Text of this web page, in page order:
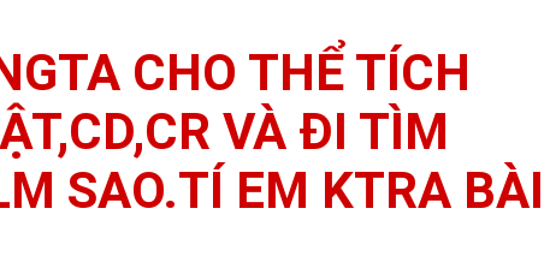
CHO THỂ TÍCH
VÀ ĐI TÌM
SAO.TÍ EM KTRA BÀI